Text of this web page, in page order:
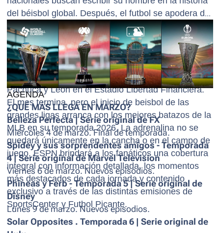
del béisbol global. Después, el futbol se apodera de
la pantalla con la intensidad de la UEFA Europa
League, cuyos octavos de final se disputan el 6 y 13
de marzo, con duelos de alto voltaje. Además,
desde México ESPN ofrecerá los mejores partidos
del Atlético de San Luis, que enfrenta al Mazatlán,
Pachuca y León en el Estadio Libertad Financiera.
El mes termina, pero el inicio de beisbol de las
grandes ligas arranca con los mejores batazos de la
MLB en su temporada 2026. La adrenalina no se
quedará únicamente en la cancha o en el campo de
juego. ESPN brindará a los fanáticos una cobertura
integral con información detallada, los momentos
más destacados de cada jornada y contenido
exclusivo a través de las distintas emisiones de
SportsCenter y Futbol Picante.
AGENDA
¿QUÉ MÁS LLEGA EN MARZO?
Belleza Perfecta | Serie original de FX
Miércoles 4 de marzo. Final de temporada.
Spidey y sus sorprendentes amigos - Temporada
4 | Serie original de Marvel Television
Viernes 6 de marzo. Nuevos episodios.
Phineas y Ferb - Temporada 5 | Serie original de
Disney
Lunes 9 de marzo. Nuevos episodios.
Solar Opposites . Temporada 6 | Serie original de